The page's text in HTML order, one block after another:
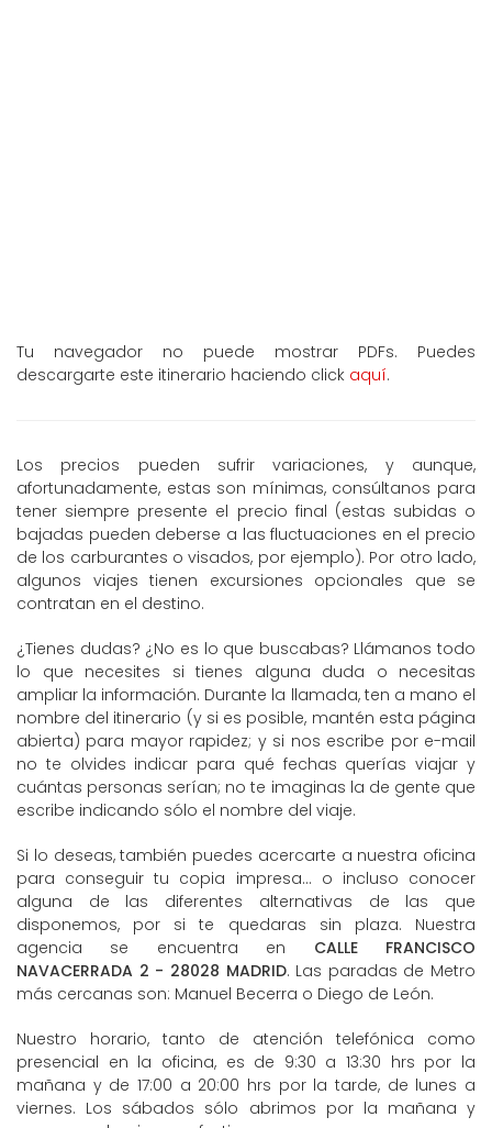
Tu navegador no puede mostrar PDFs. Puedes
descargarte este itinerario haciendo click aquí.
Los precios pueden sufrir variaciones, y aunque,
afortunadamente, estas son mínimas, consúltanos para
tener siempre presente el precio final (estas subidas o
bajadas pueden deberse a las fluctuaciones en el precio
de los carburantes o visados, por ejemplo). Por otro lado,
algunos viajes tienen excursiones opcionales que se
contratan en el destino.
¿Tienes dudas? ¿No es lo que buscabas? Llámanos todo
lo que necesites si tienes alguna duda o necesitas
ampliar la información. Durante la llamada, ten a mano el
nombre del itinerario (y si es posible, mantén esta página
abierta) para mayor rapidez; y si nos escribe por e-mail
no te olvides indicar para qué fechas querías viajar y
cuántas personas serían; no te imaginas la de gente que
escribe indicando sólo el nombre del viaje.
Si lo deseas, también puedes acercarte a nuestra oficina
para conseguir tu copia impresa... o incluso conocer
alguna de las diferentes alternativas de las que
disponemos, por si te quedaras sin plaza. Nuestra
agencia se encuentra en CALLE FRANCISCO
NAVACERRADA 2 - 28028 MADRID. Las paradas de Metro
más cercanas son: Manuel Becerra o Diego de León.
Nuestro horario, tanto de atención telefónica como
presencial en la oficina, es de 9:30 a 13:30 hrs por la
mañana y de 17:00 a 20:00 hrs por la tarde, de lunes a
viernes. Los sábados sólo abrimos por la mañana y